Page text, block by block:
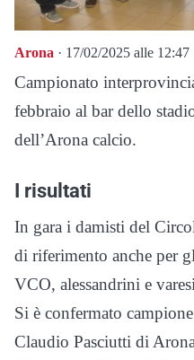
Arona · 17/02/2025 alle 12:47
Campionato
febbraio al bar dello
dell’Arona calcio.
I risultati
In gara i damisti del
di riferimento anche per
VCO, alessandrini e
Si è confermato
Claudio Pasciutti di